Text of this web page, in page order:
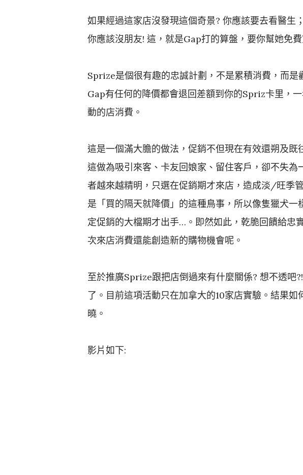
如果經過這家店沒發現這個奇景? 你應該要去看醫生
你應該沒朋友! 這，就是Gap打的算盤，要你幫她免費
Sprize是個很有趣的忠誠計劃，不是累積消費，而是
Gap有任何的降價都會退回差額到你的Spriz卡里，
動的店消費。
這是一個滿大膽的做法，促銷不但現在有效還朔及
這做為吸引來客、卡友回娘家、留住客戶，卻不失
者越來越精明，只選在促銷期才來店，造成淡/旺季
是「買的隔天就降價」的這種鳥事，所以像隻獵犬
定促銷的大檔期才出手…。即然如此，乾脆回饋給忠
次來店消費還能創造新的購物機會呢。
至於推廣Sprize跟把店倒過來有什麼關係? 想不透吧
了。目前這項活動只在加拿大的10家店實驗。結果
曉。
影片如下: